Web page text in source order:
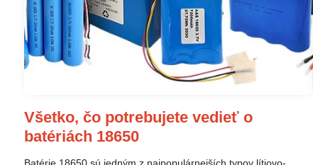
Všetko, čo potrebujete vedieť o
batériách 18650